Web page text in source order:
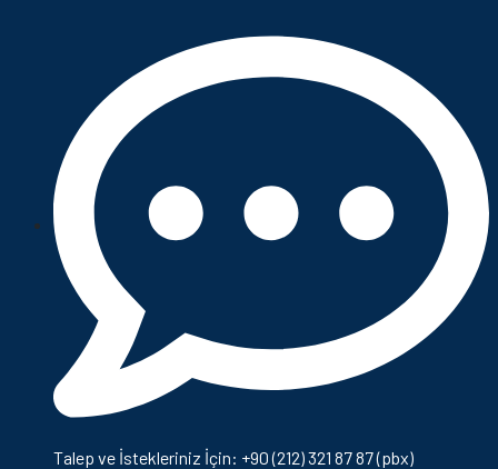
Talep ve İstekleriniz İçin: +90 (212) 321 87 87 (pbx)